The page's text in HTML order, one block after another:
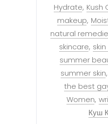
Hydrate Kush
makeup
natural
skincare
summer
summer skin
the best
Women
Куш